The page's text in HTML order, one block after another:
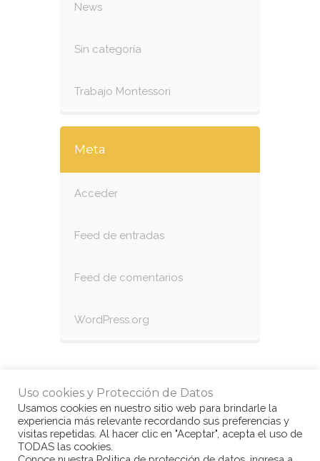
News
Sin categoría
Trabajo Montessori
Meta
Acceder
Feed de entradas
Feed de comentarios
WordPress.org
Uso cookies y Protección de Datos
Usamos cookies en nuestro sitio web para brindarle la
experiencia más relevante recordando sus preferencias y
visitas repetidas. Al hacer clic en "Aceptar", acepta el uso de
TODAS las cookies.